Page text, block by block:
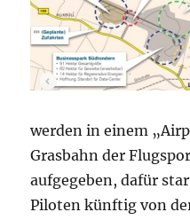
werden in einem
Grasbahn der
aufgegeben, dafür
Piloten künftig von